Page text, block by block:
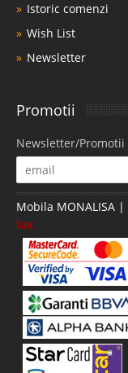
Istoric comenzi
Wish List
Newsletter
Promotii
Newsletter/Promotii
Mobila MONALISA |
lux